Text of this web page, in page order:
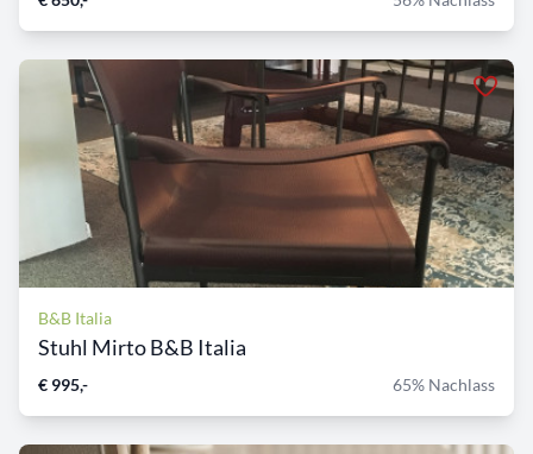
B&B Italia
Stuhl Mirto B&B Italia
€ 995,- 65% Nachlass